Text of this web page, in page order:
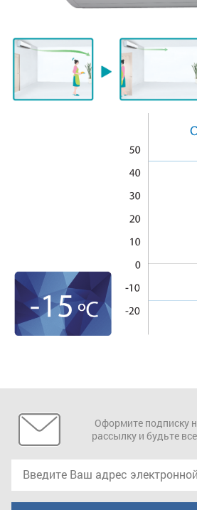
Оформите подписку
рассылку и будьте